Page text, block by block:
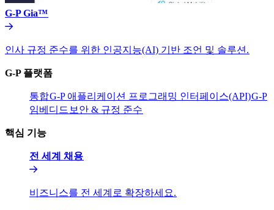
G-P Gia™​​
인사 규정 준수를 위한 인공지능(AI) 기반 조언 및 솔루션.​​
G-P 플랫폼​​
통합​​G-P 애플리케이션 프로그래밍 인터페이스(API)​​G-P
임베디드​​ 보안 & 규정 준수​​
핵심 기능​​
전 세계 채용​​
비즈니스를 전 세계로 확장하세요.​​